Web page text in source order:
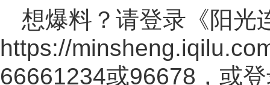
想爆料？请登录《阳光
https://
66661234或96678，或